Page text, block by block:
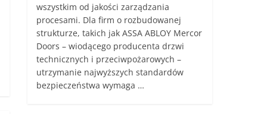
wszystkim od jakości zarządzania
procesami. Dla firm o rozbudowanej
strukturze, takich jak ASSA ABLOY Mercor
Doors – wiodącego producenta drzwi
technicznych i przeciwpożarowych –
utrzymanie najwyższych standardów
bezpieczeństwa wymaga …